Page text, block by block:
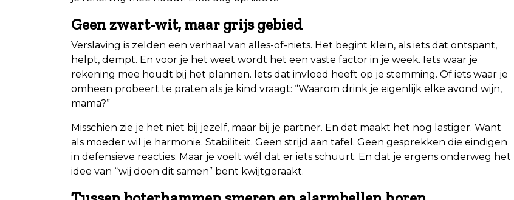
Geen zwart-wit, maar grijs gebied
Verslaving is zelden een verhaal van alles-of-niets. Het begint klein, als iets dat ontspant,
helpt, dempt. En voor je het weet wordt het een vaste factor in je week. Iets waar je
rekening mee houdt bij het plannen. Iets dat invloed heeft op je stemming. Of iets waar je
omheen probeert te praten als je kind vraagt: “Waarom drink je eigenlijk elke avond wijn,
mama?”
Misschien zie je het niet bij jezelf, maar bij je partner. En dat maakt het nog lastiger. Want
als moeder wil je harmonie. Stabiliteit. Geen strijd aan tafel. Geen gesprekken die eindigen
in defensieve reacties. Maar je voelt wél dat er iets schuurt. En dat je ergens onderweg het
idee van “wij doen dit samen” bent kwijtgeraakt.